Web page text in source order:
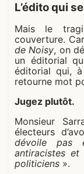
L’édito qui
Mais le
couverture.
de Noisy, on
un éditorial
éditorial qui,
retourne mot
Jugez plutôt.
Monsieur
électeurs
dévoile pas
antiracistes
politiciens ».